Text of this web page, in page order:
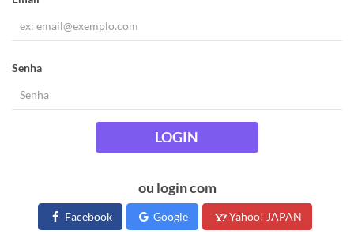
Senha
LOGIN
ou login com
Facebook Google Yahoo! JAPAN